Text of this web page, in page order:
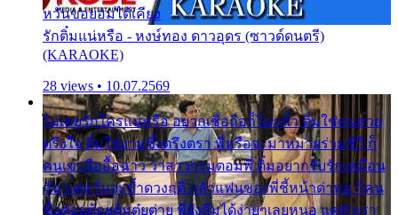
หวั่นขอยอมได้เคียง
รักติ๋มแน่หรือ - หงษ์ทอง ดาวอุดร (ซาวด์ดนตรี)
(KARAOKE)
28 views • 10.07.2569
ไม่เคยรักใครแน่หรือ อยากเชื่อถือก็ไม่กล้า ติ๋มใช่คนสวย
ตรึงใจ ติ๋มใช่งามซึ้งตรึงตรา พี่หรือจะมาหมายร่วมชีวี ก็
คนเขาลืออื้อฉาว ว่าสาวๆรุมตอมพี่ ติ๋มอยากรับรักเหมือน
กัน แต่หวั่นจะช้ำดวงฤดี กลัวแฟนของพี่ชี้หน้าด่าทอ ก็คน
ชื่อต๋อยต้อยตุ้มตุ๋ยต่าย พี่ยังลืมได้ง่ายๆเลยหนอ แค่ตัวเรา